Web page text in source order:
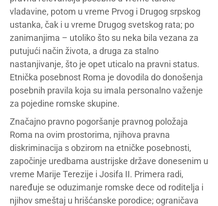
vladavine, potom u vreme Prvog i Drugog srpskog
ustanka, čak i u vreme Drugog svetskog rata; po
zanimanjima – utoliko što su neka bila vezana za
putujući način života, a druga za stalno
nastanjivanje, što je opet uticalo na pravni status.
Etnička posebnost Roma je dovodila do donošenja
posebnih pravila koja su imala personalno važenje
za pojedine romske skupine.
Značajno pravno pogoršanje pravnog položaja
Roma na ovim prostorima, njihova pravna
diskriminacija s obzirom na etničke posebnosti,
započinje uredbama austrijske države donesenim u
vreme Marije Terezije i Josifa II. Primera radi,
naređuje se oduzimanje romske dece od roditelja i
njihov smeštaj u hrišćanske porodice; ograničava